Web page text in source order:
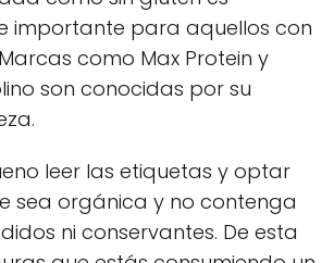
importante para aquellos con
como Max Protein y
son conocidas por su
leer las etiquetas y optar
sea orgánica y no contenga
ni conservantes. De esta